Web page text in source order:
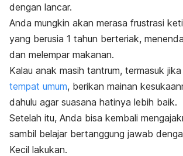
dengan lancar.
Anda mungkin akan merasa frustrasi
yang berusia 1 tahun berteriak,
dan melempar makanan.
Kalau anak masih tantrum, termasuk jika
tempat umum, berikan mainan
dahulu agar suasana hatinya lebih baik.
Setelah itu, Anda bisa kembali
sambil belajar bertanggung jawab
Kecil lakukan.